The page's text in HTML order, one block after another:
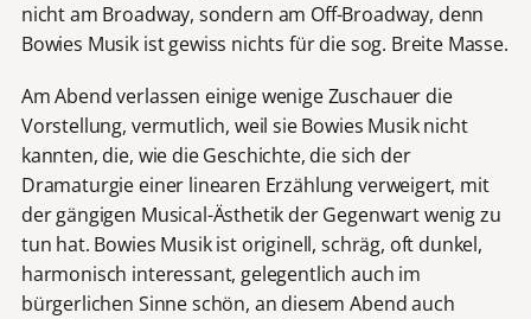
nicht am Broadway, sondern am Off-Broadway, denn
Bowies Musik ist gewiss nichts für die sog. Breite Masse.
Am Abend verlassen einige wenige Zuschauer die
Vorstellung, vermutlich, weil sie Bowies Musik nicht
kannten, die, wie die Geschichte, die sich der
Dramaturgie einer linearen Erzählung verweigert, mit
der gängigen Musical-Ästhetik der Gegenwart wenig zu
tun hat. Bowies Musik ist originell, schräg, oft dunkel,
harmonisch interessant, gelegentlich auch im
bürgerlichen Sinne schön, an diesem Abend auch